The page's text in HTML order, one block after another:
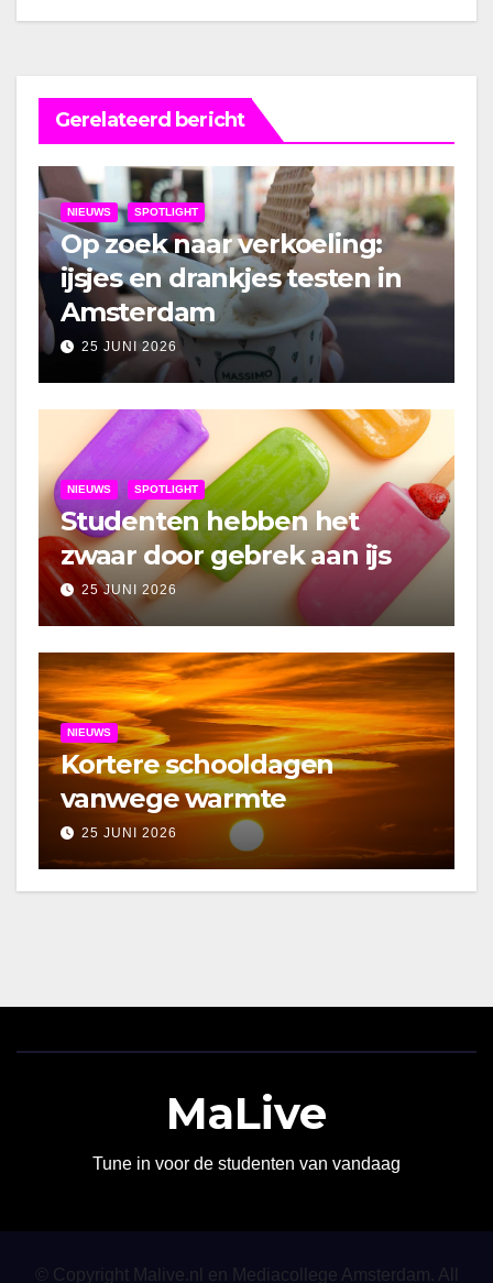
Gerelateerd bericht
NIEUWS SPOTLIGHT
Op zoek naar verkoeling:
ijsjes en drankjes testen in
Amsterdam
25 JUNI 2026
NIEUWS SPOTLIGHT
Studenten hebben het
zwaar door gebrek aan ijs
25 JUNI 2026
NIEUWS
Kortere schooldagen
vanwege warmte
25 JUNI 2026
MaLive
Tune in voor de studenten van vandaag
© Copyright Malive.nl en Mediacollege Amsterdam. All